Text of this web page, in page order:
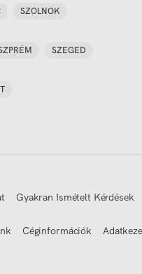
SZOLNOK
SZEGED
Gyakran Ismételt Kérdések
Céginformációk